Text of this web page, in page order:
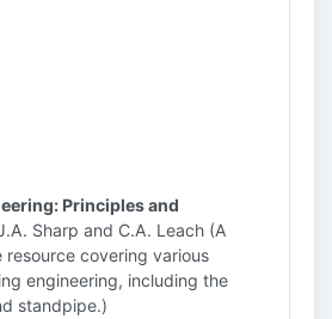
Principles and
Sharp and C.A. Leach (A
resource covering various
engineering, including the
standpipe.)